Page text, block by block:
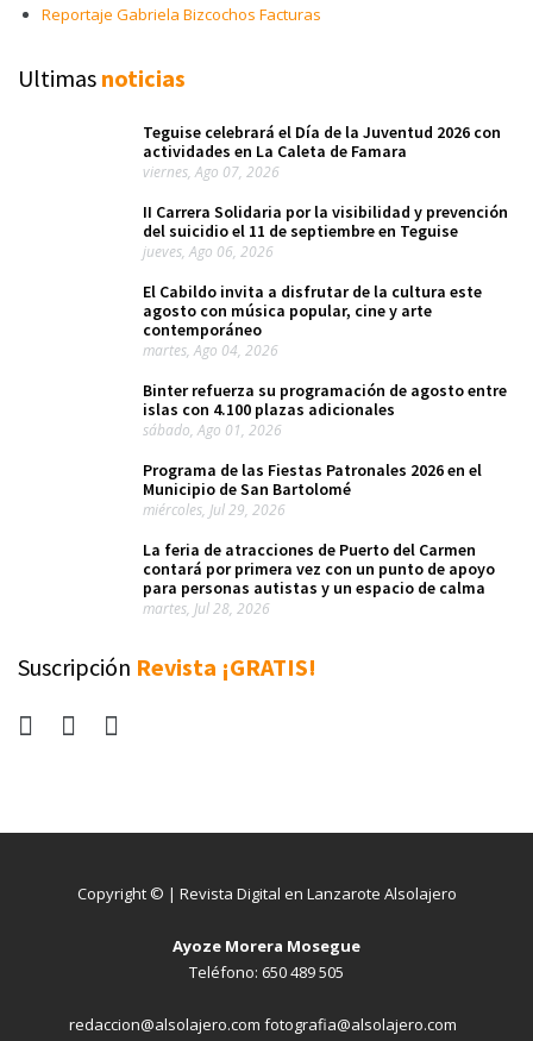
Reportaje Gabriela Bizcochos Facturas
Ultimas noticias
Teguise celebrará el Día de la Juventud 2026 con
actividades en La Caleta de Famara
viernes, Ago 07, 2026
II Carrera Solidaria por la visibilidad y prevención
del suicidio el 11 de septiembre en Teguise
jueves, Ago 06, 2026
El Cabildo invita a disfrutar de la cultura este
agosto con música popular, cine y arte
contemporáneo
martes, Ago 04, 2026
Binter refuerza su programación de agosto entre
islas con 4.100 plazas adicionales
sábado, Ago 01, 2026
Programa de las Fiestas Patronales 2026 en el
Municipio de San Bartolomé
miércoles, Jul 29, 2026
La feria de atracciones de Puerto del Carmen
contará por primera vez con un punto de apoyo
para personas autistas y un espacio de calma
martes, Jul 28, 2026
Suscripción Revista ¡GRATIS!
Copyright © | Revista Digital en Lanzarote Alsolajero
Ayoze Morera Mosegue
Teléfono: 650 489 505
redaccion@alsolajero.com fotografia@alsolajero.com